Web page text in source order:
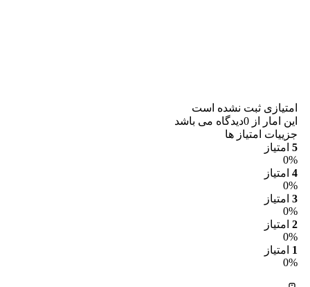
امتیازی ثبت نشده است
این امار از 0دیدگاه می باشد
جزییات امتیاز ها
5 امتیاز
0%
4 امتیاز
0%
3 امتیاز
0%
2 امتیاز
0%
1 امتیاز
0%